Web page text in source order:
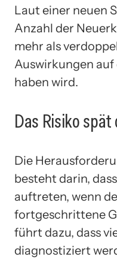
Laut einer neuen
Anzahl der
mehr als
Auswirkungen
haben wird.
Das Risiko
Die
besteht darin,
auftreten, wenn
fortgeschrittene
führt dazu, dass
diagnostiziert